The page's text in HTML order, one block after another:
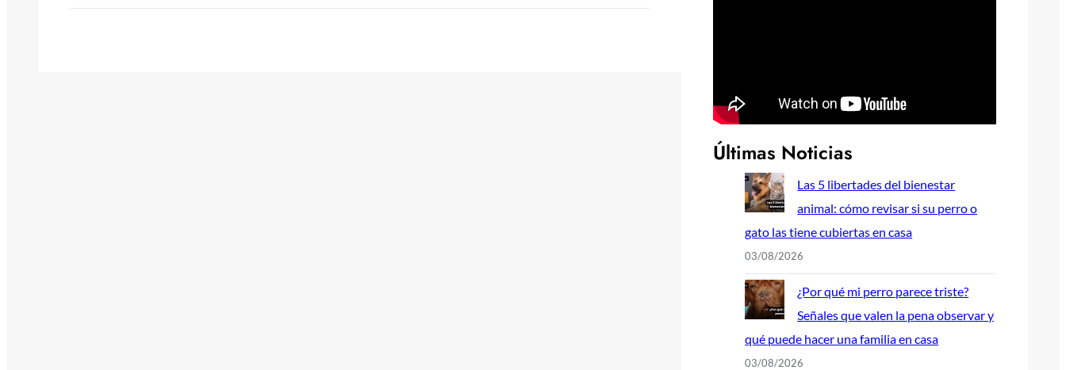
Últimas Noticias
Las 5 libertades del bienestar
animal: cómo revisar si su perro o
gato las tiene cubiertas en casa
03/08/2026
¿Por qué mi perro parece triste?
Señales que valen la pena observar y
qué puede hacer una familia en casa
03/08/2026